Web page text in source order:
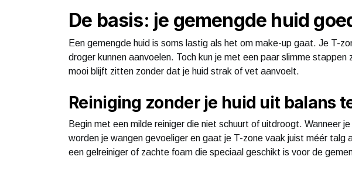
De basis: je gemengde huid
Een gemengde huid is soms lastig als het om make-up gaat. Je T-
droger kunnen aanvoelen. Toch kun je met een paar slimme
mooi blijft zitten zonder dat je huid strak of vet aanvoelt.
Reiniging zonder je huid uit balans
Begin met een milde reiniger die niet schuurt of uitdroogt. Wanneer
worden je wangen gevoeliger en gaat je T-zone vaak juist méér talg
een gelreiniger of zachte foam die speciaal geschikt is voor de